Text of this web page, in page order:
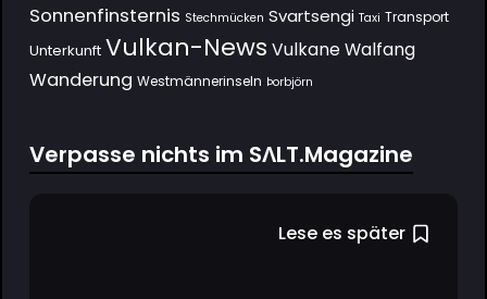
Sonnenfinsternis Stechmücken Svartsengi Taxi Transport
Unterkunft Vulkan-News Vulkane Walfang
Wanderung Westmännerinseln Þorbjörn
Verpasse nichts im SΛLT.Magazine
Lese es später